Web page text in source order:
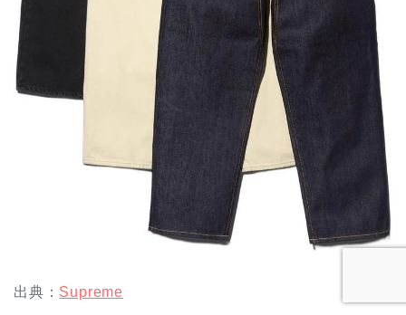
出典： Supreme